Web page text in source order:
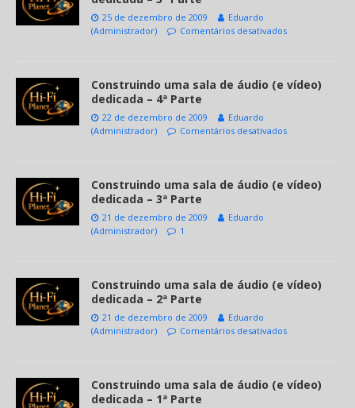
25 de dezembro de 2009
Eduardo
(Administrador)
Comentários desativados
Construindo uma sala de áudio (e vídeo)
dedicada – 4ª Parte
22 de dezembro de 2009
Eduardo
(Administrador)
Comentários desativados
Construindo uma sala de áudio (e vídeo)
dedicada – 3ª Parte
21 de dezembro de 2009
Eduardo
(Administrador)
1
Construindo uma sala de áudio (e vídeo)
dedicada – 2ª Parte
21 de dezembro de 2009
Eduardo
(Administrador)
Comentários desativados
Construindo uma sala de áudio (e vídeo)
dedicada – 1ª Parte